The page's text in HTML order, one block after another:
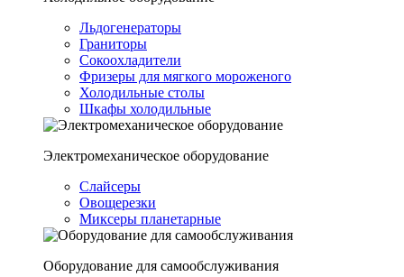
Льдогенераторы
Граниторы
Сокоохладители
Фризеры для мягкого мороженого
Холодильные столы
Шкафы холодильные
Электромеханическое оборудование
Слайсеры
Овощерезки
Миксеры планетарные
Оборудование для самообслуживания